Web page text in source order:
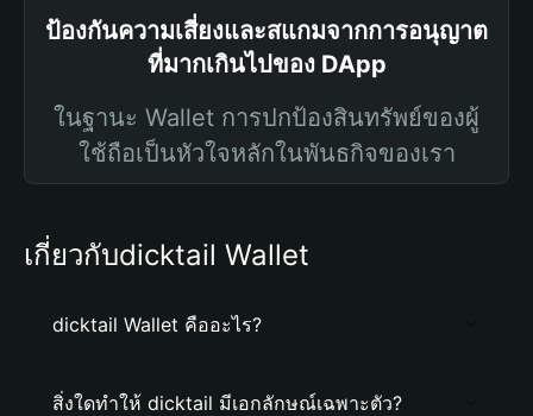
ป้องกันความเสี่ยงและสแกมจากการอนุญาต
ที่มากเกินไปของ DApp
ในฐานะ Wallet การปกป้องสินทรัพย์ของผู้
ใช้ถือเป็นหัวใจหลักในพันธกิจของเรา
เกี่ยวกับdicktail Wallet
dicktail Wallet คืออะไร?
สิ่งใดทำให้ dicktail มีเอกลักษณ์เฉพาะตัว?